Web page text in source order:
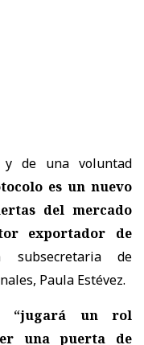
y de una voluntad
es un nuevo
del mercado
exportador de
de
Paula Estévez.
“jugará un rol
una puerta de